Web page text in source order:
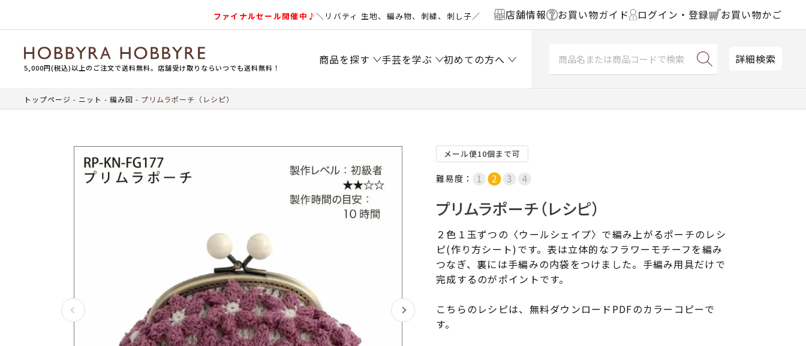
ファイナルセール開催中♪＼リバティ 生地、編み物、刺繍、刺し子／ 店舗情報 お買い物ガイド ログイン・登録 お買い物かご
5,000円(税込)以上のご注文で送料無料。店舗受け取りならいつでも送料無料！
商品を探す 手芸を学ぶ 初めての方へ 詳細検索
トップページ ニット 編み図 プリムラポーチ（レシピ）
メール便10個まで可
難易度：
プリムラポーチ（レシピ）
２色１玉ずつの〈ウールシェイプ〉で編み上がるポーチのレシ
ピ(作り方シート)です。表は立体的なフラワーモチーフを編み
つなぎ、裏には手編みの内袋をつけました。手編み用具だけで
完成するのがポイントです。
こちらのレシピは、無料ダウンロードPDFのカラーコピーで
す。